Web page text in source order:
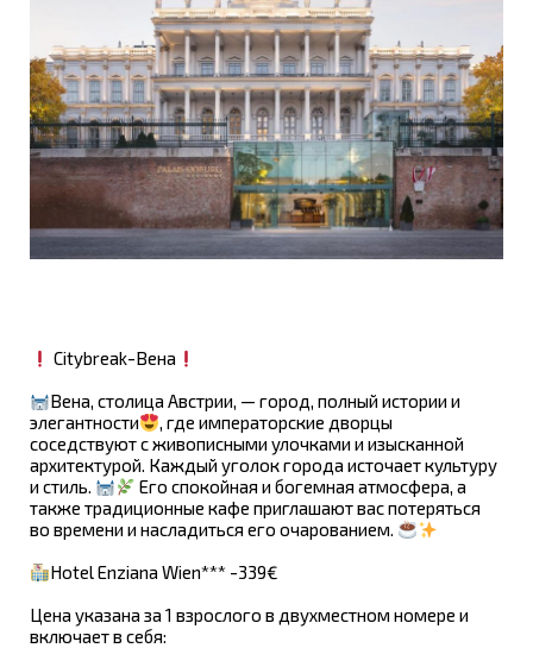
Citybreak-Вена
Вена, столица Австрии, — город, полный истории и
элегантности
, где императорские дворцы
соседствуют с живописными улочками и изысканной
архитектурой. Каждый уголок города источает культуру
и стиль.
Его спокойная и богемная атмосфера, а
также традиционные кафе приглашают вас потеряться
во времени и насладиться его очарованием.
Hotel Enziana Wien*** -339€
Цена указана за 1 взрослого в двухместном номере и
включает в себя: